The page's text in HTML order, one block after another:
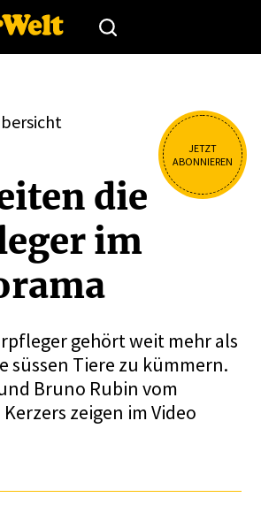
JETZT
ABONNIEREN
die
im
gehört weit mehr als
süssen Tiere zu kümmern.
Bruno Rubin vom
zeigen im Video